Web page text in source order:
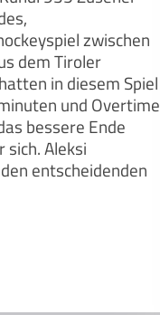
zwischen
dem Tiroler
in diesem Spiel
und Overtime
bessere Ende
sich. Aleksi
entscheidenden